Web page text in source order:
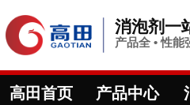
消泡剂一
产品全 • 性能
高田首页 产品中心